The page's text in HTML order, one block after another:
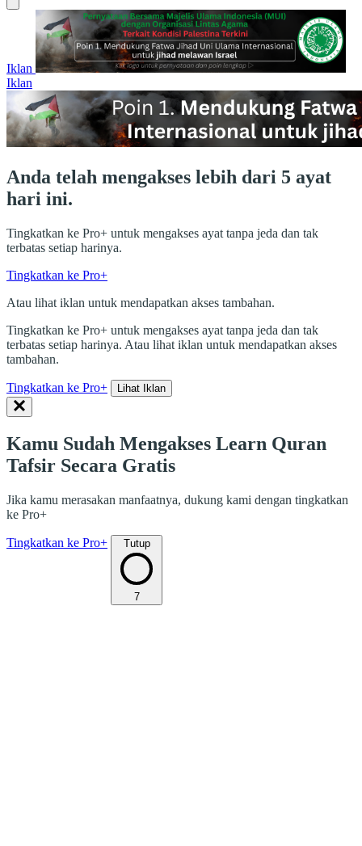
Iklan
Iklan
Anda telah mengakses lebih dari 5 ayat
hari ini.
Tingkatkan ke Pro+ untuk mengakses ayat tanpa jeda dan tak
terbatas setiap harinya.
Tingkatkan ke Pro+
Atau lihat iklan untuk mendapatkan akses tambahan.
Tingkatkan ke Pro+ untuk mengakses ayat tanpa jeda dan tak
terbatas setiap harinya. Atau lihat iklan untuk mendapatkan akses
tambahan.
Tingkatkan ke Pro+ Lihat Iklan
Kamu Sudah Mengakses Learn Quran
Tafsir Secara Gratis
Jika kamu merasakan manfaatnya, dukung kami dengan tingkatkan
ke Pro+
Tingkatkan ke Pro+ Tutup
7